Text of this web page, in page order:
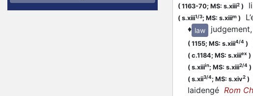
( 1163-70; MS: s.xiii2 )
( s.xiii1/3; MS: s.xiiim )
♦ law
( 1155; MS: s.xiii4/4 )
( c.1184; MS: s.xiiiex )
( s.xiiiin; MS: s.xiii2/4 )
( s.xii3/4; MS: s.xiv2 )
laidengé Rom